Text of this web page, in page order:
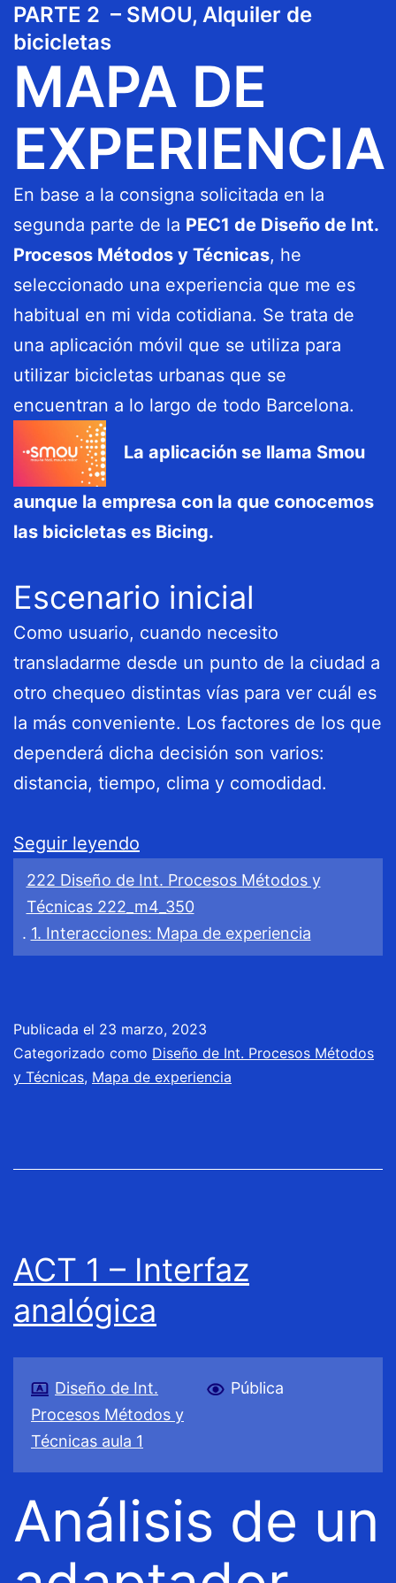
PARTE 2 – SMOU, Alquiler de
bicicletas
MAPA DE
EXPERIENCIA
En base a la consigna solicitada en la
segunda parte de la PEC1 de Diseño de Int.
Procesos Métodos y Técnicas, he
seleccionado una experiencia que me es
habitual en mi vida cotidiana. Se trata de
una aplicación móvil que se utiliza para
utilizar bicicletas urbanas que se
encuentran a lo largo de todo Barcelona.
La aplicación se llama Smou
aunque la empresa con la que conocemos
las bicicletas es Bicing.
Escenario inicial
Como usuario, cuando necesito
transladarme desde un punto de la ciudad a
otro chequeo distintas vías para ver cuál es
la más conveniente. Los factores de los que
dependerá dicha decisión son varios:
distancia, tiempo, clima y comodidad.
Seguir leyendo
Alquiler
de
bicicletas
/
contextual
222 Diseño de Int. Procesos Métodos y
Técnicas 222_m4_350
. 1. Interacciones: Mapa de experiencia
Publicada el 23 marzo, 2023
Categorizado como Diseño de Int. Procesos Métodos
y Técnicas, Mapa de experiencia
ACT 1 – Interfaz
analógica
Diseño de Int.
Procesos Métodos y
Técnicas aula 1
Pública
Análisis de un